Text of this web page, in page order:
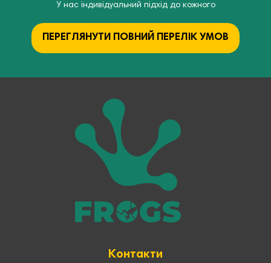
У нас індивідуальний підхід до кожного
ПЕРЕГЛЯНУТИ ПОВНИЙ ПЕРЕЛІК УМОВ
Контакти